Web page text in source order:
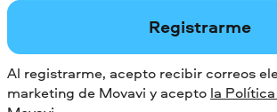
Registrarme
Al registrarme, acepto recibir correos
marketing de Movavi y acepto la